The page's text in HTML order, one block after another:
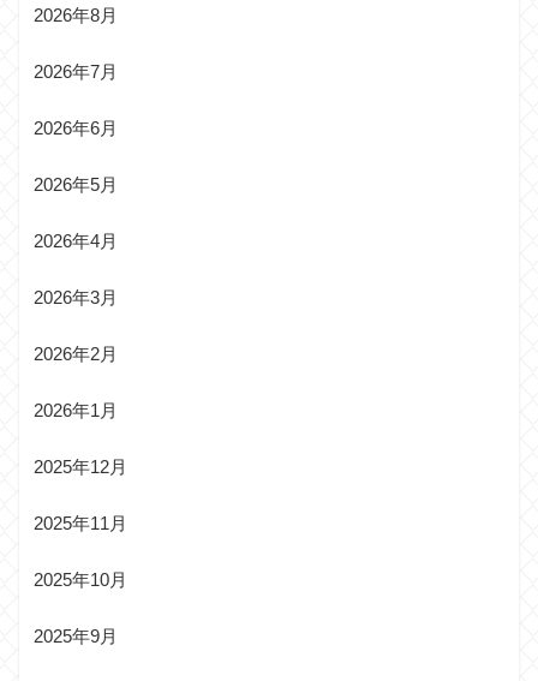
2026年8月
2026年7月
2026年6月
2026年5月
2026年4月
2026年3月
2026年2月
2026年1月
2025年12月
2025年11月
2025年10月
2025年9月